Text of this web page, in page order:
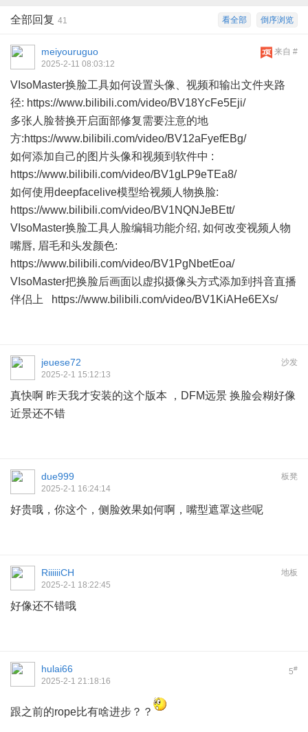
倒序浏览
看全部
全部回复 41
来自 #
meiyouruguo
2025-2-11 08:03:12
VIsoMaster换脸工具如何设置头像、视频和输出文件夹路
径: https://www.bilibili.com/video/BV18YcFe5Eji/
多张人脸替换开启面部修复需要注意的地
方:https://www.bilibili.com/video/BV12aFyefEBg/
如何添加自己的图片头像和视频到软件中 :
https://www.bilibili.com/video/BV1gLP9eTEa8/
如何使用deepfacelive模型给视频人物换脸:
https://www.bilibili.com/video/BV1NQNJeBEtt/
VIsoMaster换脸工具人脸编辑功能介绍, 如何改变视频人物
嘴唇, 眉毛和头发颜色:
https://www.bilibili.com/video/BV1PgNbetEoa/
VIsoMaster把换脸后画面以虚拟摄像头方式添加到抖音直播
伴侣上 https://www.bilibili.com/video/BV1KiAHe6EXs/
沙发
jeuese72
2025-2-1 15:12:13
真快啊 昨天我才安装的这个版本 ，DFM远景 换脸会糊好像
近景还不错
板凳
due999
2025-2-1 16:24:14
好贵哦，你这个，侧脸效果如何啊，嘴型遮罩这些呢
地板
RiiiiiiCH
2025-2-1 18:22:45
好像还不错哦
5#
hulai66
2025-2-1 21:18:16
跟之前的rope比有啥进步？？